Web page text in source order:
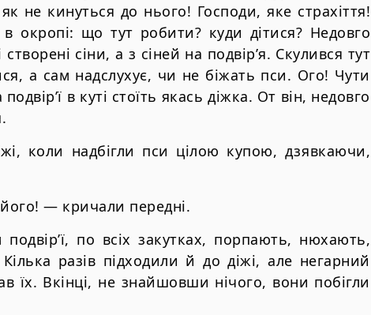
не кинуться до нього! Господи, яке страхiття!
окропi: що тут робити? куди дiтися? Недовго
сiни, а з сiней на подвiр’я. Скулився тут
а сам надслухує, чи не бiжать пси. Ого! Чути
в кутi стоїть якась дiжка. От вiн, недовго
коли надбiгли пси цiлою купою, дзявкаючи,
— кричали переднi.
по всiх закутках, порпають, нюхають,
разiв пiдходили й до дiжi, але негарний
їх. Вкiнцi, не знайшовши нiчого, вони побiгли